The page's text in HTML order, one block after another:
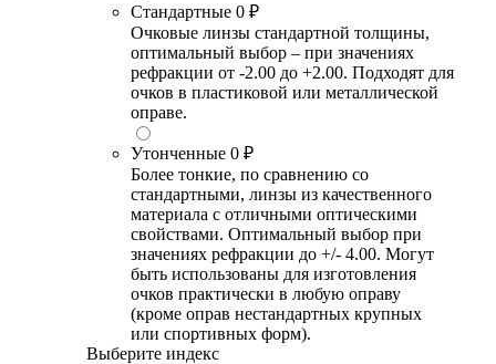
Стандартные 0 ₽
Очковые линзы стандартной толщины,
оптимальный выбор – при значениях
рефракции от -2.00 до +2.00. Подходят для
очков в пластиковой или металлической
оправе.
Утонченные 0 ₽
Более тонкие, по сравнению со
стандартными, линзы из качественного
материала с отличными оптическими
свойствами. Оптимальный выбор при
значениях рефракции до +/- 4.00. Могут
быть использованы для изготовления
очков практически в любую оправу
(кроме оправ нестандартных крупных
или спортивных форм).
Выберите индекс